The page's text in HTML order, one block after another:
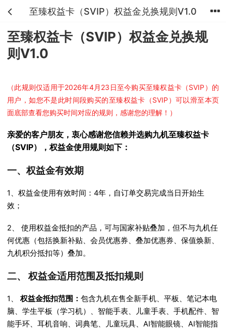
至臻权益卡（SVIP）权益金兑换规则V1.0
首页 购物车
至臻权益卡（SVIP）权益金兑换规
则V1.0
（此规则仅适用于2026年4月23日至今购买至臻权益卡（SVIP）的
用户，如您不是此时间段购买的至臻权益卡（SVIP）可以滑至本页
面底部查看您购买时间对应的规则，感谢您的理解！）
亲爱的客户朋友，衷心感谢您信赖并选购九机至臻权益卡
（SVIP），权益金使用规则如下：
一、权益金有效期
1、权益金使用有效时间：4年，自订单交易完成当日开始生
效；
2、 使用权益金抵扣的产品，可与国家补贴叠加，但不与九机任
何优惠（包括换新补贴、会员优惠券、叠加优惠券、保值焕新、
九机积分抵扣等）叠加。
二、 权益金适用范围及抵扣规则
1、权益金抵扣范围： 包含九机在售全新手机、平板、笔记本电
脑、学生平板（学习机）、智能手表、儿童手表、手机配件、智
能手环、耳机音响、词典笔、儿童玩具、AI智能眼镜、AI智能指